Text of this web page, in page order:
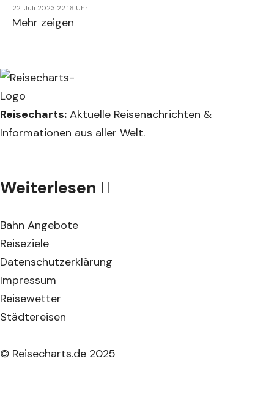
22. Juli 2023 22:16 Uhr
Mehr zeigen
Reisecharts: Aktuelle Reisenachrichten &
Informationen aus aller Welt.
Weiterlesen
Bahn Angebote
Reiseziele
Datenschutzerklärung
Impressum
Reisewetter
Städtereisen
© Reisecharts.de 2025